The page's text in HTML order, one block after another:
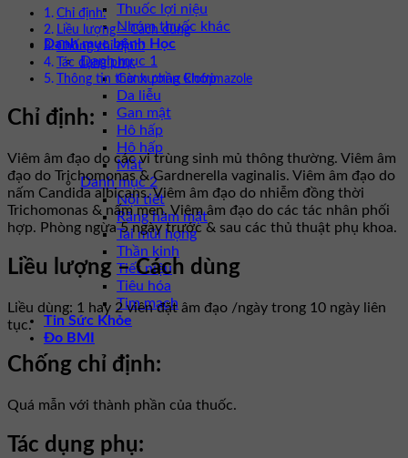
Thuốc lợi niệu
Nhóm thuốc khác
Danh mục bệnh Học
Danh mục 1
Cơ xương khớp
Da liễu
Gan mật
Hô hấp
Hô hấp
Mắt
Danh mục 2
Nội tiết
Răng hàm mặt
Tai mũi họng
Thần kinh
Tiết niệu
Tiêu hóa
Tim mạch
Tin Sức Khỏe
Đo BMI
Chỉ định:
Liều lượng – Cách dùng
Chống chỉ định:
Tác dụng phụ:
Thông tin thành phần Clotrimazole
Chỉ định:
Viêm âm đạo do các vi trùng sinh mủ thông thường. Viêm âm
đạo do Trichomonas & Gardnerella vaginalis. Viêm âm đạo do
nấm Candida albicans. Viêm âm đạo do nhiễm đồng thời
Trichomonas & nấm men. Viêm âm đạo do các tác nhân phối
hợp. Phòng ngừa 5 ngày trước & sau các thủ thuật phụ khoa.
Liều lượng – Cách dùng
Liều dùng: 1 hay 2 viên đặt âm đạo /ngày trong 10 ngày liên
tục.
Chống chỉ định:
Quá mẫn với thành phần của thuốc.
Tác dụng phụ: